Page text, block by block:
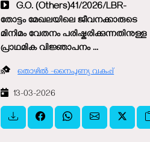
G.O. (Others)41/2026/LBR-
തോട്ടം മേഖലയിലെ ജീവനക്കാരുടെ
മിനിമം വേതനം പരിഷ്കരിക്കുന്നതിനുള്ള
പ്രാഥമിക വിജ്ഞാപനം ...
തൊഴിൽ -നൈപുണ്യ വകുപ്പ്
13-03-2026